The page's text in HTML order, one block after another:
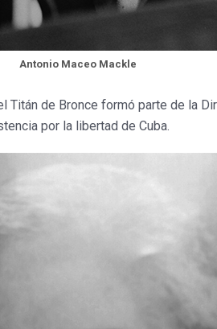
Antonio Maceo Mackle
de Bronce formó parte de la
por la libertad de Cuba.